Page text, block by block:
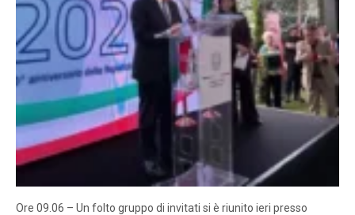
Ore 09.06 – Un folto gruppo di invitati si è riunito ieri presso